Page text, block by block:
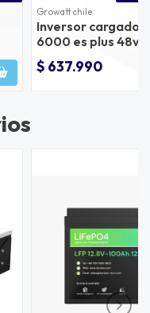
Growatt chile
Inversor
6000 es plus 48v
en paneles
$ 637.990